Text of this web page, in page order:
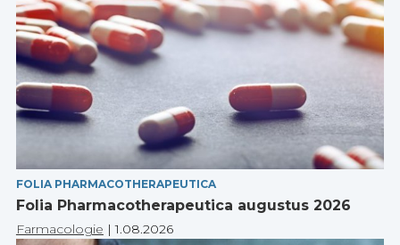
FOLIA PHARMACOTHERAPEUTICA
Folia Pharmacotherapeutica augustus 2026
Farmacologie |1.08.2026